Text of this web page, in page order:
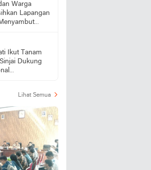
Warga
Lapangan
Ikut Tanam
Dukung
Lihat Semua